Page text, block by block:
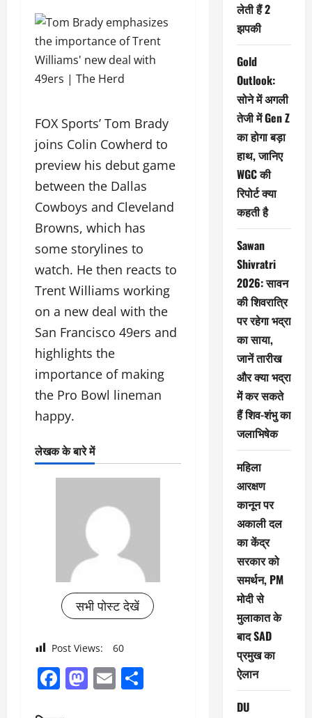
FOX Sports’ Tom Brady
joins Colin Cowherd to
preview his debut game
between the Dallas
Cowboys and Cleveland
Browns, which has
some storylines to
watch. He then reacts to
Trent Williams working
on a new deal with the
San Francisco 49ers and
highlights the
importance of making
the Pro Bowl lineman
happy.
लेखक के बारे में
सभी पोस्ट देखें
Post Views: 60
Facebook
Mastodon
Email
लेती हैं 2
झपकी
Gold
Outlook:
सोने में अगली
तेजी में Gen Z
का होगा बड़ा
हाथ, जानिए
WGC की
रिपोर्ट क्या
कहती है
Sawan
Shivratri
2026: सावन
की शिवरात्रि
पर रहेगा भद्रा
का साया,
जानें तारीख
और क्या भद्रा
में कर सकते
हैं शिव-शंभु का
जलाभिषेक
महिला
आरक्षण
कानून पर
अकाली दल
का केंद्र
सरकार को
समर्थन, PM
मोदी से
मुलाकात के
बाद SAD
प्रमुख का
ऐलान
DU